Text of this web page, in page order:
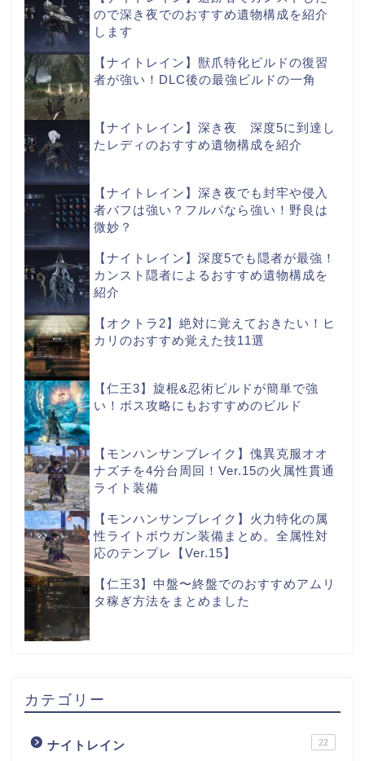
ので深き夜でのおすすめ遺物構成を紹介
します
【ナイトレイン】獣爪特化ビルドの復習
者が強い！DLC後の最強ビルドの一角
【ナイトレイン】深き夜 深度5に到達し
たレディのおすすめ遺物構成を紹介
【ナイトレイン】深き夜でも封牢や侵入
者バフは強い？フルパなら強い！野良は
微妙？
【ナイトレイン】深度5でも隠者が最強！
カンスト隠者によるおすすめ遺物構成を
紹介
【オクトラ2】絶対に覚えておきたい！ヒ
カリのおすすめ覚えた技11選
【仁王3】旋棍&忍術ビルドが簡単で強
い！ボス攻略にもおすすめのビルド
【モンハンサンブレイク】傀異克服オオ
ナズチを4分台周回！Ver.15の火属性貫通
ライト装備
【モンハンサンブレイク】火力特化の属
性ライトボウガン装備まとめ。全属性対
応のテンプレ【Ver.15】
【仁王3】中盤〜終盤でのおすすめアムリ
タ稼ぎ方法をまとめました
カテゴリー
ナイトレイン 22